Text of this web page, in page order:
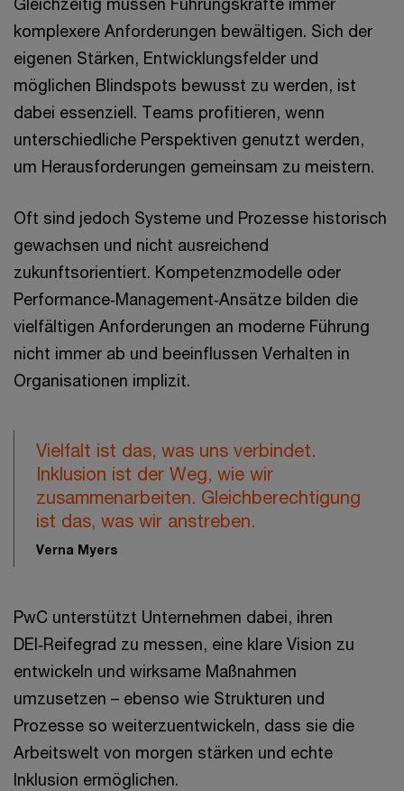
komplexere Anforderungen bewältigen. Sich der
eigenen Stärken, Entwicklungsfelder und
möglichen Blindspots bewusst zu werden, ist
dabei essenziell. Teams profitieren, wenn
unterschiedliche Perspektiven genutzt werden,
um Herausforderungen gemeinsam zu meistern.
Oft sind jedoch Systeme und Prozesse historisch
gewachsen und nicht ausreichend
zukunftsorientiert. Kompetenzmodelle oder
Performance‑Management‑Ansätze bilden die
vielfältigen Anforderungen an moderne Führung
nicht immer ab und beeinflussen Verhalten in
Organisationen implizit.
Vielfalt ist das, was uns verbindet.
Inklusion ist der Weg, wie wir
zusammenarbeiten. Gleichberechtigung
ist das, was wir anstreben.
Verna Myers
PwC unterstützt Unternehmen dabei, ihren
DEI‑Reifegrad zu messen, eine klare Vision zu
entwickeln und wirksame Maßnahmen
umzusetzen – ebenso wie Strukturen und
Prozesse so weiterzuentwickeln, dass sie die
Arbeitswelt von morgen stärken und echte
Inklusion ermöglichen.